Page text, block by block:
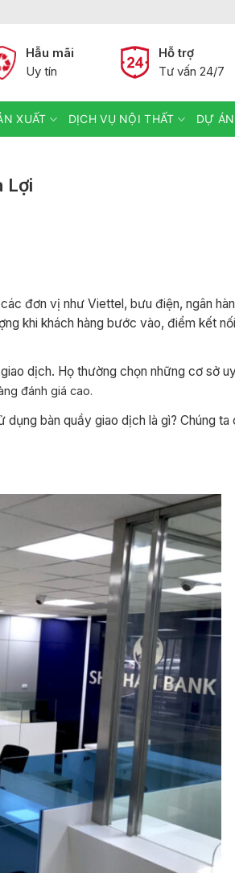
Hẫu mãi
Uy tín
Hỗ trợ
Tư vấn 24/7
XUẤT DỊCH VỤ NỘI THẤT DỰ
Lợi
đơn vị như Viettel, bưu điện, ngân
khi khách hàng bước vào, điểm kết
dịch. Họ thường chọn những cơ sở
đánh giá cao.
bàn quầy giao dịch là gì? Chúng ta